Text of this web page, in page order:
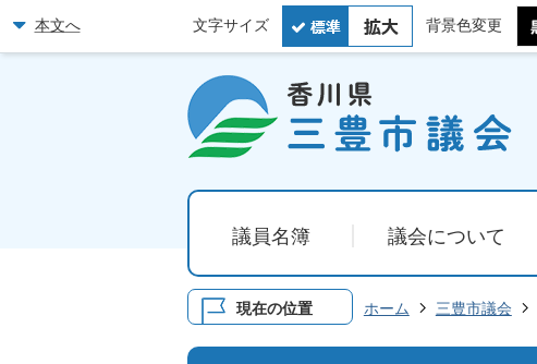
本文へ 文字サイズ 背景色変更
議員名簿 議会について
現在の位置 ホーム 三豊市議会